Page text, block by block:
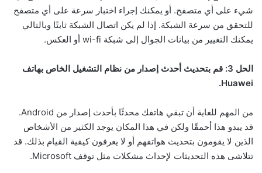
شيء على أي متصفح. أو يمكنك إجراء اختبار سرعة على أي متصفح
للتحقق من سرعة الشبكة. إذا لم يكن اتصال الشبكة ثابتًا وبالتالي
يمكنك التغيير من بيانات الجوال إلى شبكة wi-fi أو العكس.
الحل قم بتحديث أحدث إصدار من نظام التشغيل الخاص بهاتف
Huawei.
من المهم للغاية أن تبقي هاتفك محدثًا بأحدث إصدار من Android.
قد يبدو هذا أحمقًا ولكن في هذا المكان يوجد الكثير من الأشخاص
الذين لا يقومون بتحديث هواتفهم أو لا يعرفون كيفية القيام بذلك. قد
تتلاشى هذه التحديثات لإحداث مشكلات مثل توقف Microsoft.